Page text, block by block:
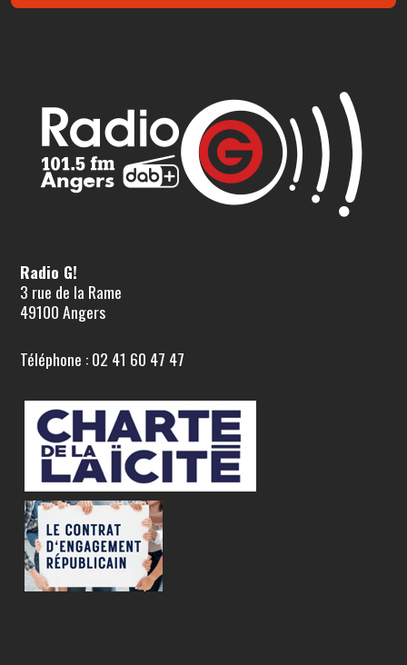
Radio G!
3 rue de la Rame
49100 Angers
Téléphone : 02 41 60 47 47